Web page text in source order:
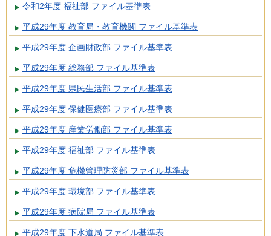
令和2年度 福祉部 ファイル基準表
平成29年度 教育局・教育機関 ファイル基準表
平成29年度 企画財政部 ファイル基準表
平成29年度 総務部 ファイル基準表
平成29年度 県民生活部 ファイル基準表
平成29年度 保健医療部 ファイル基準表
平成29年度 産業労働部 ファイル基準表
平成29年度 福祉部 ファイル基準表
平成29年度 危機管理防災部 ファイル基準表
平成29年度 環境部 ファイル基準表
平成29年度 病院局 ファイル基準表
平成29年度 下水道局 ファイル基準表